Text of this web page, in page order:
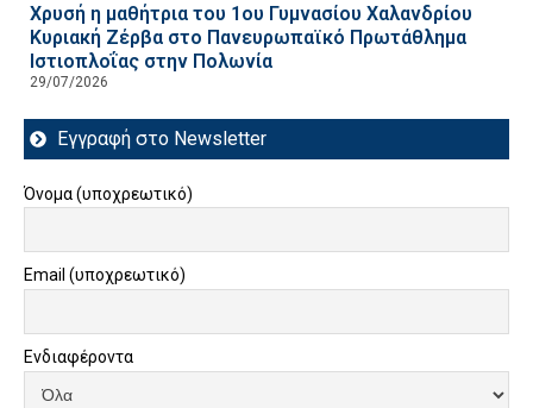
Χρυσή η μαθήτρια του 1ου Γυμνασίου Χαλανδρίου
Κυριακή Ζέρβα στο Πανευρωπαϊκό Πρωτάθλημα
Ιστιοπλοΐας στην Πολωνία
29/07/2026
Εγγραφή στο Newsletter
Όνομα (υποχρεωτικό)
Email (υποχρεωτικό)
Ενδιαφέροντα